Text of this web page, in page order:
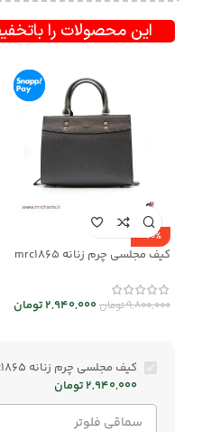
این محصولات را
-70%
کیف مجلسی چرم زنانه mrc1865
9,800,000تومان2,940,000تومان
کیف مجلسی چرم زنانه mrc1865
2,940,000تومان